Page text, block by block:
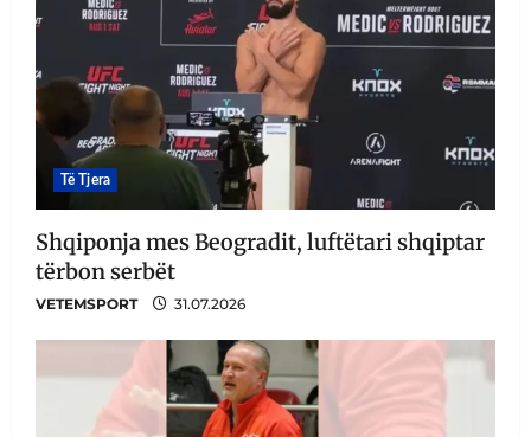
Të Tjera
Shqiponja mes Beogradit, luftëtari shqiptar
tërbon serbët
VETEMSPORT 31.07.2026